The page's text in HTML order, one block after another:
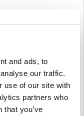
and ads, to
our traffic.
use of our site with
partners who
that you’ve
วันวางจำหน่ายที่
ส่งทันทีเพื่อรอการ
ะไม่ได้รับการ